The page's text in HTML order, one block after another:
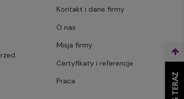
Kontakt i dane firmy
O nas
Misja firmy
Certyfikaty i referencje
Praca